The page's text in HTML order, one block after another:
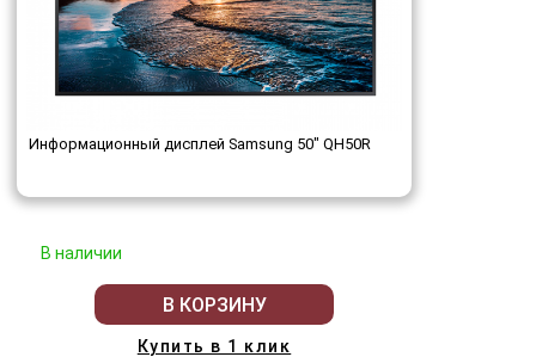
Информационный дисплей Samsung 50" QH50R
В наличии
В КОРЗИНУ
Купить в 1 клик